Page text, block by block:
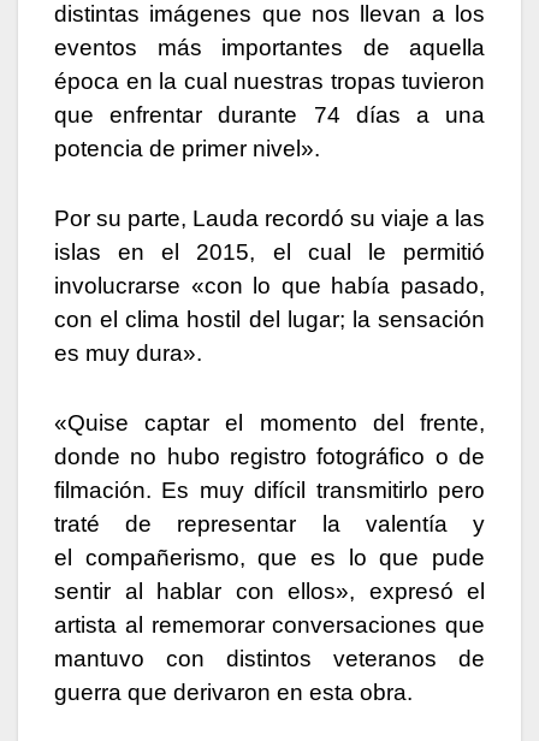
distintas imágenes que nos llevan a los
eventos más importantes de aquella
época en la cual nuestras tropas tuvieron
que enfrentar durante 74 días a una
potencia de primer nivel».
Por su parte, Lauda recordó su viaje a las
islas en el 2015, el cual le permitió
involucrarse «con lo que había pasado,
con el clima hostil del lugar; la sensación
es muy dura».
«Quise captar el momento del frente,
donde no hubo registro fotográfico o de
filmación. Es muy difícil transmitirlo pero
traté de representar la valentía y
el compañerismo, que es lo que pude
sentir al hablar con ellos», expresó el
artista al rememorar conversaciones que
mantuvo con distintos veteranos de
guerra que derivaron en esta obra.